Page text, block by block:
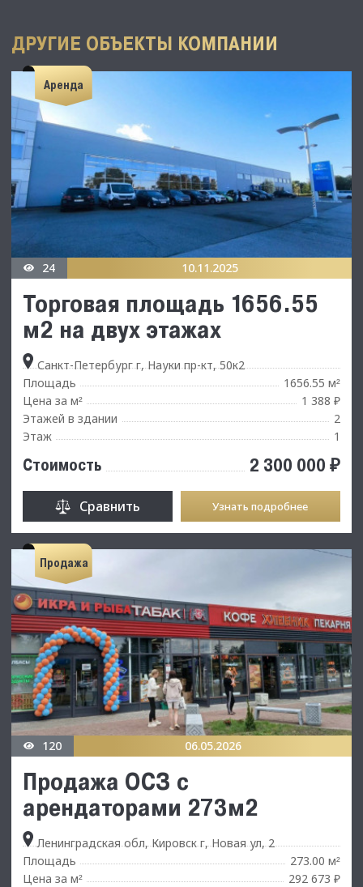
ДРУГИЕ ОБЪЕКТЫ КОМПАНИИ
Аренда
24 10.11.2025
Торговая площадь 1656.55
м2 на двух этажах
Санкт-Петербург г, Науки пр-кт, 50к2
Площадь
1656.55 м²
Цена за м²
1 388 ₽
Этажей в здании
2
Этаж
1
Стоимость 2 300 000 ₽
Сравнить Узнать подробнее
Продажа
120 06.05.2026
Продажа ОСЗ с
арендаторами 273м2
Ленинградская обл, Кировск г, Новая ул, 2
Площадь
273.00 м²
Цена за м²
292 673 ₽